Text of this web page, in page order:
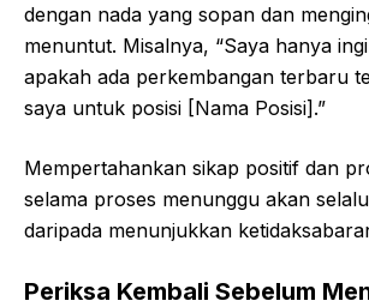
dengan nada yang sopan dan
menuntut. Misalnya, “Saya hanya
apakah ada perkembangan terbaru
saya untuk posisi [Nama Posisi].”
Mempertahankan sikap positif dan
selama proses menunggu akan
daripada menunjukkan
Periksa Kembali Sebelum